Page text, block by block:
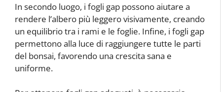
In secondo luogo, i fogli gap possono aiutare a
rendere l’albero più leggero visivamente, creando
un equilibrio tra i rami e le foglie. Infine, i fogli gap
permettono alla luce di raggiungere tutte le parti
del bonsai, favorendo una crescita sana e
uniforme.